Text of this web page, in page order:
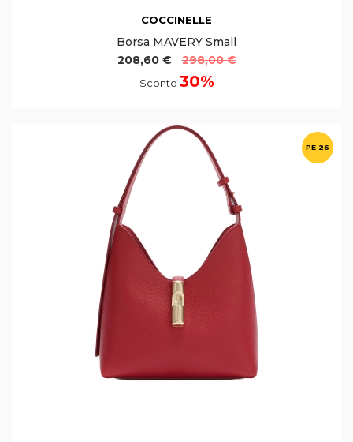
COCCINELLE
Borsa MAVERY Small
208,60 €
298,00 €
Sconto 30%
PE 26